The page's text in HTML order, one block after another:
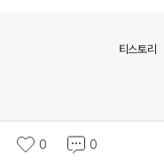
0 0
티스토리